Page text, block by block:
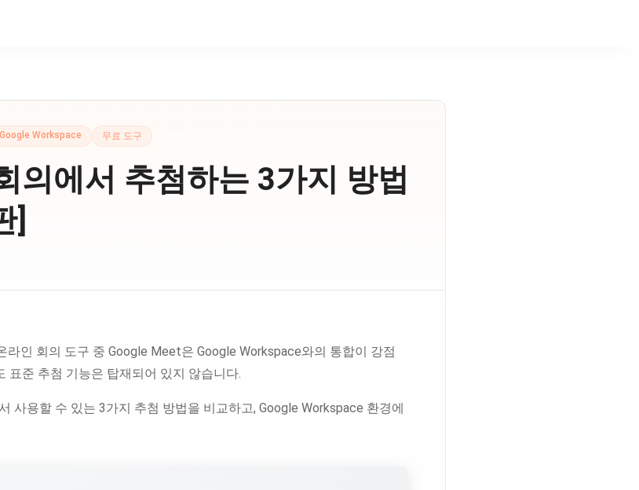
Google Workspace 무료 도구
의에서 추첨하는 3가지 방법
]
라인 회의 도구 중 Google Meet은 Google Workspace와의 통합이 강점
표준 추첨 기능은 탑재되어 있지 않습니다.
사용할 수 있는 3가지 추첨 방법을 비교하고, Google Workspace 환경에